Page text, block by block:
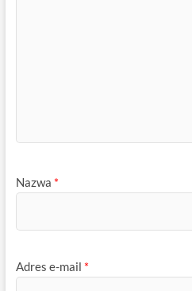
Nazwa *
Adres e-mail *